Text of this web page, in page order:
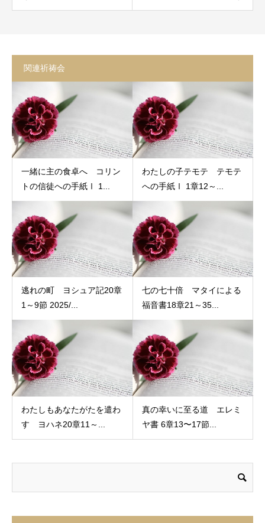
関連祈祷会
一緒に主の食卓へ コリン
トの信徒への手紙Ⅰ 1...
わたしの子テモテ テモテ
への手紙Ⅰ 1章12～...
逃れの町 ヨシュア記20章
1～9節 2025/...
七の七十倍 マタイによる
福音書18章21～35...
わたしもあなたがたを遣わ
す ヨハネ20章11～...
真の幸いに至る道 エレミ
ヤ書 6章13〜17節...